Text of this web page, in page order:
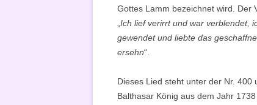
Gottes Lamm bezeichnet wird. Der
Ich lief verirrt und war verblendet,
gewendet und liebte das
ersehn“.
Dieses Lied steht unter der Nr.
Balthasar König aus dem Jahr